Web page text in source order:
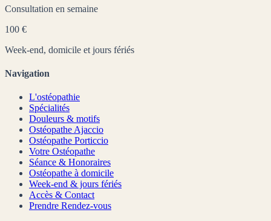
Consultation en semaine
100 €
Week-end, domicile et jours fériés
Navigation
L'ostéopathie
Spécialités
Douleurs & motifs
Ostéopathe Ajaccio
Ostéopathe Porticcio
Votre Ostéopathe
Séance & Honoraires
Ostéopathe à domicile
Week-end & jours fériés
Accès & Contact
Prendre Rendez-vous